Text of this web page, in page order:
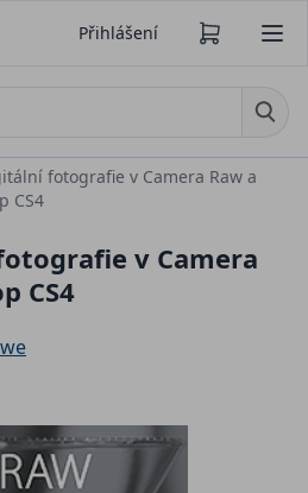
Přihlášení
fotografie v Camera Raw a
CS4
v Camera
CS4